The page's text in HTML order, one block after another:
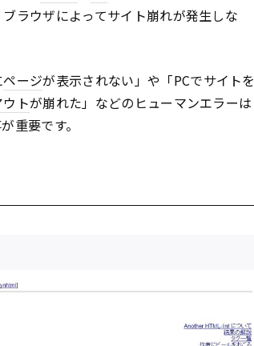
ラウザによってサイト崩れが発生しな
ページが表示されない」や「PCでサイトを
ウトが崩れた」などのヒューマンエラーは
重要です。